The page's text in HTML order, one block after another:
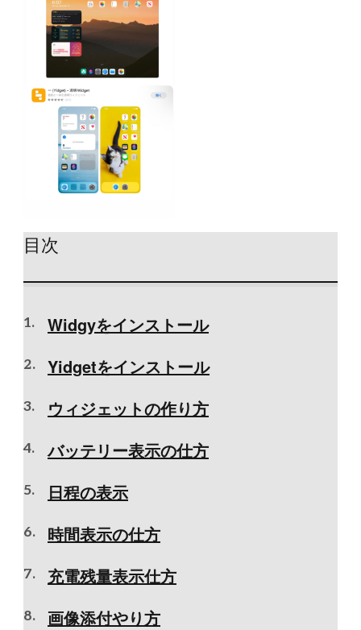
目次
Widgyをインストール
Yidgetをインストール
ウィジェットの作り方
バッテリー表示の仕方
日程の表示
時間表示の仕方
充電残量表示仕方
画像添付やり方